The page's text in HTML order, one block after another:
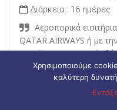
Διάρκεια : 16 ημέρες
Αεροπορικά
QATAR AIRWAYS ή με
εισιτήρια οικονομικής
(Μπανγκόκ- Πουκετ-
οικονομικής θέσης με
Σιγκαπούρη) *
Χρησιμοποιούμε
καλύτερη